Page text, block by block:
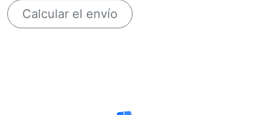
Calcular el envío